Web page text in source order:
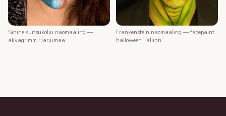
Sinine suitsukolju näomaaling —
akvagrimm Harjumaa
Frankenstein näomaaling — facepaint
halloween Tallinn